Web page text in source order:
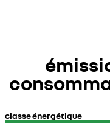
classe énergétique